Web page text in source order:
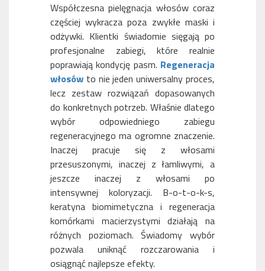
Współczesna pielęgnacja włosów coraz
częściej wykracza poza zwykłe maski i
odżywki. Klientki świadomie sięgają po
profesjonalne zabiegi, które realnie
poprawiają kondycję pasm. Regeneracja
włosów to nie jeden uniwersalny proces,
lecz zestaw rozwiązań dopasowanych
do konkretnych potrzeb. Właśnie dlatego
wybór odpowiedniego zabiegu
regeneracyjnego ma ogromne znaczenie.
Inaczej pracuje się z włosami
przesuszonymi, inaczej z łamliwymi, a
jeszcze inaczej z włosami po
intensywnej koloryzacji. B-o-t-o-k-s,
keratyna biomimetyczna i regeneracja
komórkami macierzystymi działają na
różnych poziomach. Świadomy wybór
pozwala uniknąć rozczarowania i
osiągnąć najlepsze efekty.